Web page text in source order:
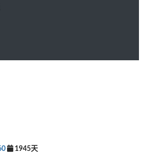
1945天